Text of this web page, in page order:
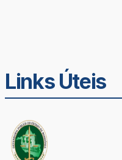
Links Úteis